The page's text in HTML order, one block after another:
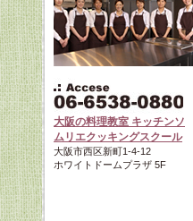
大阪の料理教室 キッチンソ
ムリエクッキングスクール
大阪市西区新町1-4-12
ホワイトドームプラザ 5F